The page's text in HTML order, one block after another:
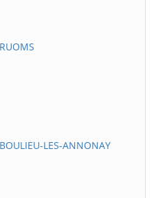
LES-ANNONAY